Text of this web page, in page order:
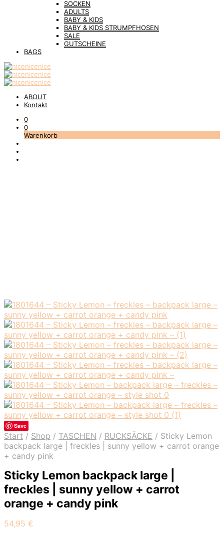
SOCKEN
ADULTS
BABY & KIDS
BABY & KIDS STRUMPFHOSEN
SALE
GUTSCHEINE
BAGS
ABOUT
Kontakt
0
0
Warenkorb
Save
Start / Shop / TASCHEN / RUCKSÄCKE / Sticky Lemon
backpack large | freckles | sunny yellow + carrot orange
+ candy pink
Sticky Lemon backpack large |
freckles | sunny yellow + carrot
orange + candy pink
54,95 €